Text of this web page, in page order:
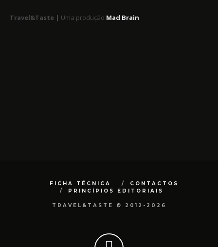
Travel&Taste | Uma produção Mad Brain
FICHA TÉCNICA
CONTACTOS
PRINCÍPIOS EDITORIAIS
TRAVEL&TASTE © 2012-2026